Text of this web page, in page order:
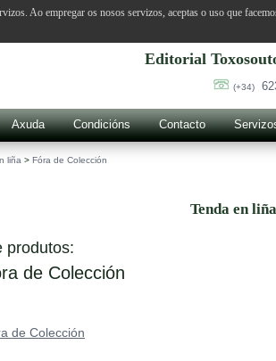
Editorial
(+34)
Axuda Condicións Contacto
liña > Fóra de Colección
Tenda en
produtos:
de Colección
de Colección
Ao empregar os nosos servizos, aceptas o uso que